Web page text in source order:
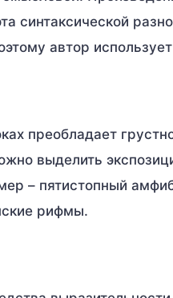
синтаксической
автор
преобладает
выделить
– пятистопный
рифмы.